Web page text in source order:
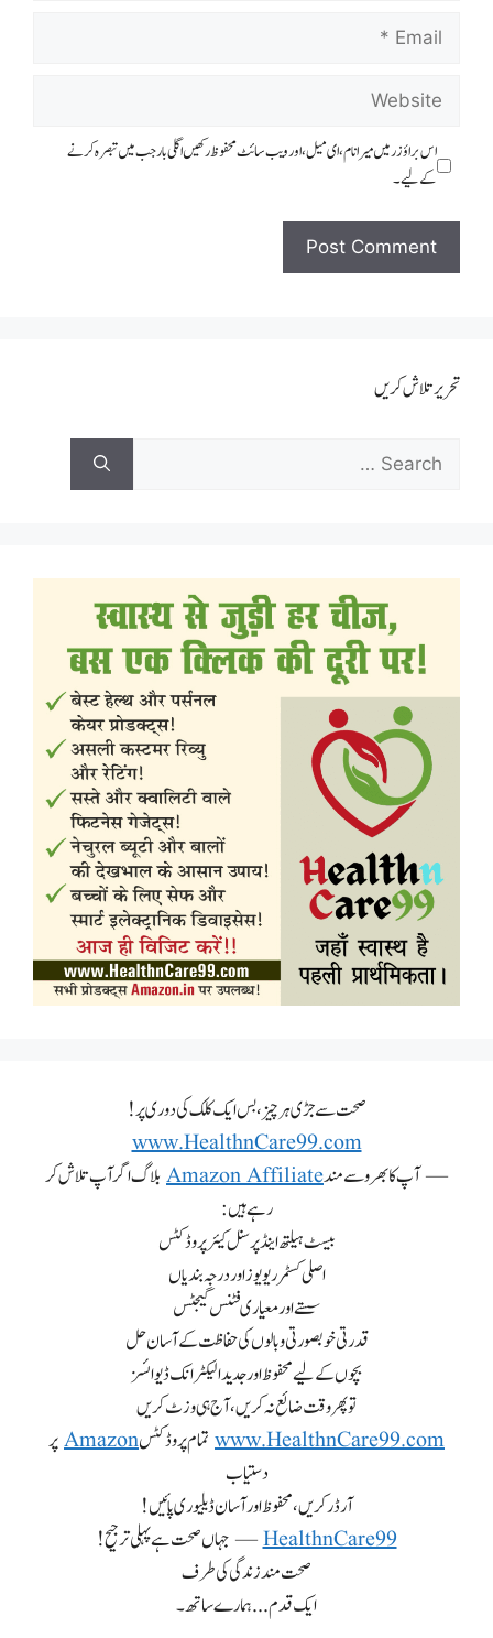
اس براؤزر میں میرا نام، ای میل، اور ویب سائٹ محفوظ رکھیں اگلی بار جب میں تبصرہ کرنے
کےلیے۔
تحریر تلاش کریں
صحت سے جڑی ہر چیز، بس ایک کلک کی دوری پر!
www.HealthnCare99.com
— آپ کا بھروسے مندAmazon Affiliateبلاگ اگر آپ تلاش کر
رہے ہیں:
بیسٹ ہیلتھ اینڈ پرسنل کیئر پروڈکٹس
اصلی کسٹمر ریویوز اور درجہ بندیاں
سستے اور معیاری فٹنس گیجٹس
قدرتی خوبصورتی و بالوں کی حفاظت کے آسان حل
بچوں کے لیے محفوظ اور جدید الیکٹرانک ڈیوائسز
تو پھر وقت ضائع نہ کریں، آج ہی وزٹ کریں
www.HealthnCare99.com تمام پروڈکٹسAmazonپر
دستیاب
آرڈر کریں، محفوظ اور آسان ڈیلیوری پائیں!
HealthnCare99— جہاں صحت ہے پہلی ترجیح!
صحت مند زندگی کی طرف
ایک قدم... ہمارے ساتھ۔